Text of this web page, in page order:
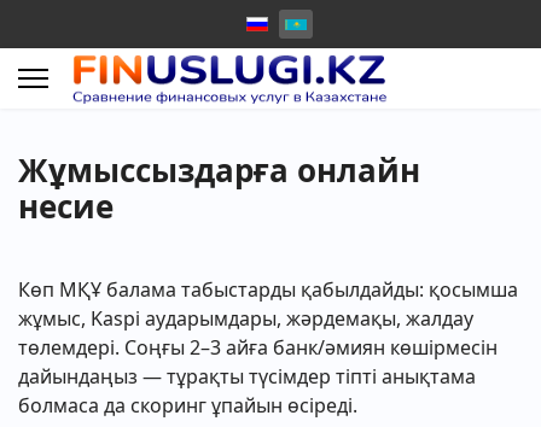
Жұмыссыздарға онлайн
несие
Көп МҚҰ балама табыстарды қабылдайды: қосымша
жұмыс, Kaspi аударымдары, жәрдемақы, жалдау
төлемдері. Соңғы 2–3 айға банк/әмиян көшірмесін
дайындаңыз — тұрақты түсімдер тіпті анықтама
болмаса да скоринг ұпайын өсіреді.